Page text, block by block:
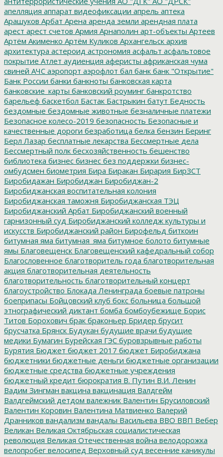
апелляция аппарат видеофиксации апрель аптека
Арашуков Арбат Арена аренда земли арендная плата
арест арест счетов Армия Арнаполин арт-объекты Артеев
Артём Акименко Артём Куликов Архангельск архив
архитектура астероид астрономия асфальт асфальтовое
покрытие Атлет аудиенция аферисты африканская чума
свиней АЧС аэропорт аэрофлот бал банк банк "Открытие"
Банк России банки банкноты банковская карта
банковские_карты банковский роуминг банкротство
барельеф баскетбол Бастак Бастрыкин батут Бедность
бездомные бездомные животные безналичные платежи
Безопасное колесо-2019 безопасность Безопасные и
качественные дороги безработица белка бензин Беринг
Берл Лазар бесплатные лекарства Бессмертные дела
Бессмертный полк бесхозяйственность бешенство
библиотека бизнес бизнес без поддержки бизнес-
омбудсмен биометрия Бира Биракан Бирария БирЗСТ
Биробидажан Биробиджан Биробиджан-2
Биробиджанская воспитательная колония
Биробиджанская таможня Биробиджанская ТЭЦ
Биробиджанский Арбат Биробиджанский военный
гарнизонный суд Биробиджанский колледж культуры и
искусств Биробиджанский район Бирофельд биткоин
битумная яма битумная_яма битумное болото битумные
ямы Благовещенск Благовещенский кафедральный собор
Благословенное благотворитель года благотворительная
акция благотворительная деятельность
благотворительность благотворительный концерт
благоустройство Блокада Ленинграда боевые патроны
боеприпасы Бойцовский клуб бокс больница большой
этнографический диктант бомба бомбоубежище Борис
Титов Борохович брак браконьер Бридер брусит
брусчатка Брянск Будукан будущие врачи будущие
медики Бумагин Бурейская ГЭС буровзрывные работы
Бурятия Бюджет бюджет 2017 бюджет Биробиджана
бюджетники бюджетные деньги бюджетные организации
бюджетные средства бюджетные учреждения
бюджетный кредит бюрократия В. Путин В.И. Ленин
Вадим Зингман вакцина вакцинация Валдгейм
Валдгеймский детдом валежник Валентин Брусиловский
Валентин Коровин Валентина Матвиенко Валерий
Дранников вандализм вандалы Васильева ВВО ВВП Вебер
Великан Великая Октябрьская социалистическая
революция Великая Отечественная война велодорожка
велопробег велосипед Верховный суд весенние каникулы